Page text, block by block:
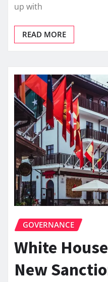
up with
READ MORE
GOVERNANCE
White
New